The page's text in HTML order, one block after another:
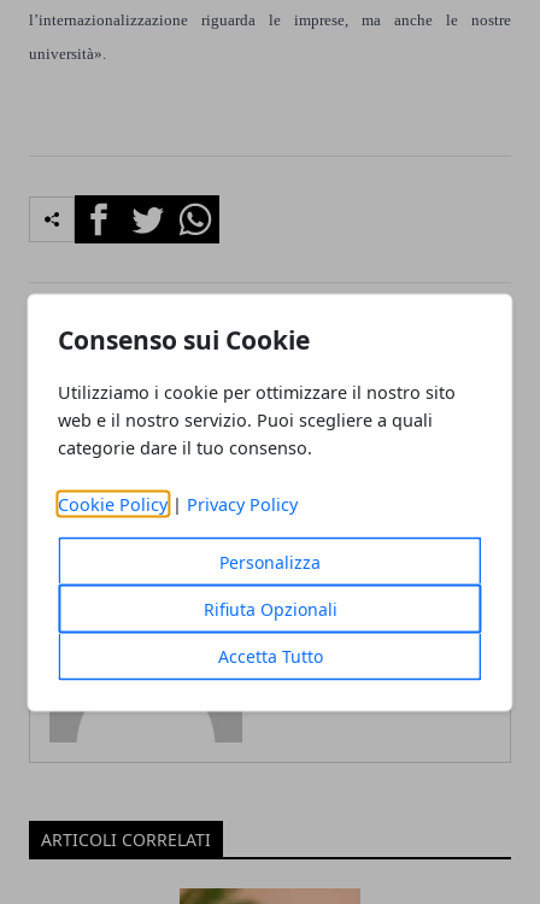
Consenso sui Cookie
Utilizziamo i cookie per ottimizzare il nostro sito
web e il nostro servizio. Puoi scegliere a quali
categorie dare il tuo consenso.
Cookie Policy | Privacy Policy
Personalizza
Rifiuta Opzionali
Accetta Tutto
l’internazionalizzazione riguarda le imprese, ma anche le nostre
università».
FacebookTwitterWhatsapp
Articolo Precedente
l'Università Lombarda
metropolitana lilla di
Redazione
ARTICOLI CORRELATI